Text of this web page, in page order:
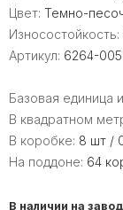
Цвет: Темно-
Износостойкость:
Артикул: 6264-
Базовая единица
В квадратном
В коробке: 8 шт /
На поддоне: 64
В наличии на